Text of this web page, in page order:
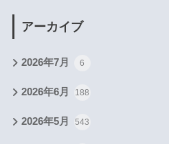
アーカイブ
2026年7月 6
2026年6月 188
2026年5月 543